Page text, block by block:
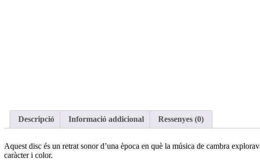
Descripció Informació addicional Ressenyes (0)
Aquest disc és un retrat sonor d’una època en què la música de cambra
caràcter i color.